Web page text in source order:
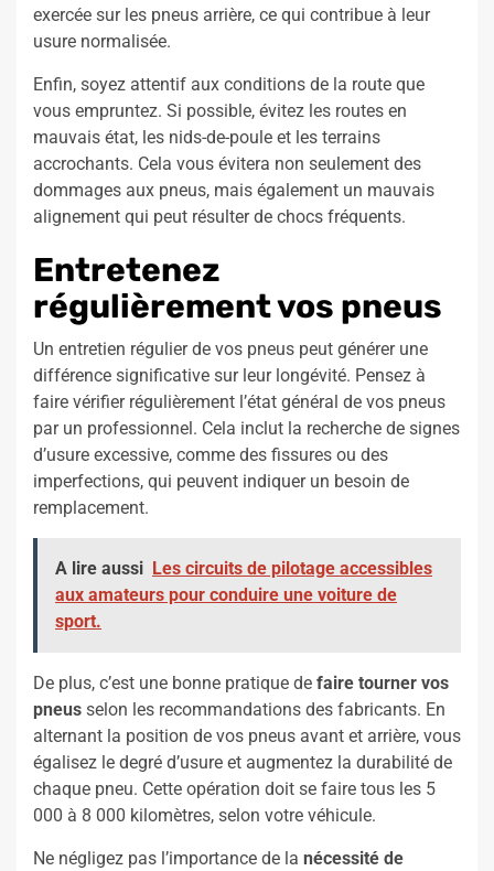
exercée sur les pneus arrière, ce qui contribue à leur
usure normalisée.
Enfin, soyez attentif aux conditions de la route que
vous empruntez. Si possible, évitez les routes en
mauvais état, les nids-de-poule et les terrains
accrochants. Cela vous évitera non seulement des
dommages aux pneus, mais également un mauvais
alignement qui peut résulter de chocs fréquents.
Entretenez
régulièrement vos pneus
Un entretien régulier de vos pneus peut générer une
différence significative sur leur longévité. Pensez à
faire vérifier régulièrement l’état général de vos pneus
par un professionnel. Cela inclut la recherche de signes
d’usure excessive, comme des fissures ou des
imperfections, qui peuvent indiquer un besoin de
remplacement.
A lire aussi Les circuits de pilotage accessibles
aux amateurs pour conduire une voiture de
sport.
De plus, c’est une bonne pratique de faire tourner vos
pneus selon les recommandations des fabricants. En
alternant la position de vos pneus avant et arrière, vous
égalisez le degré d’usure et augmentez la durabilité de
chaque pneu. Cette opération doit se faire tous les 5
000 à 8 000 kilomètres, selon votre véhicule.
Ne négligez pas l’importance de la nécessité de